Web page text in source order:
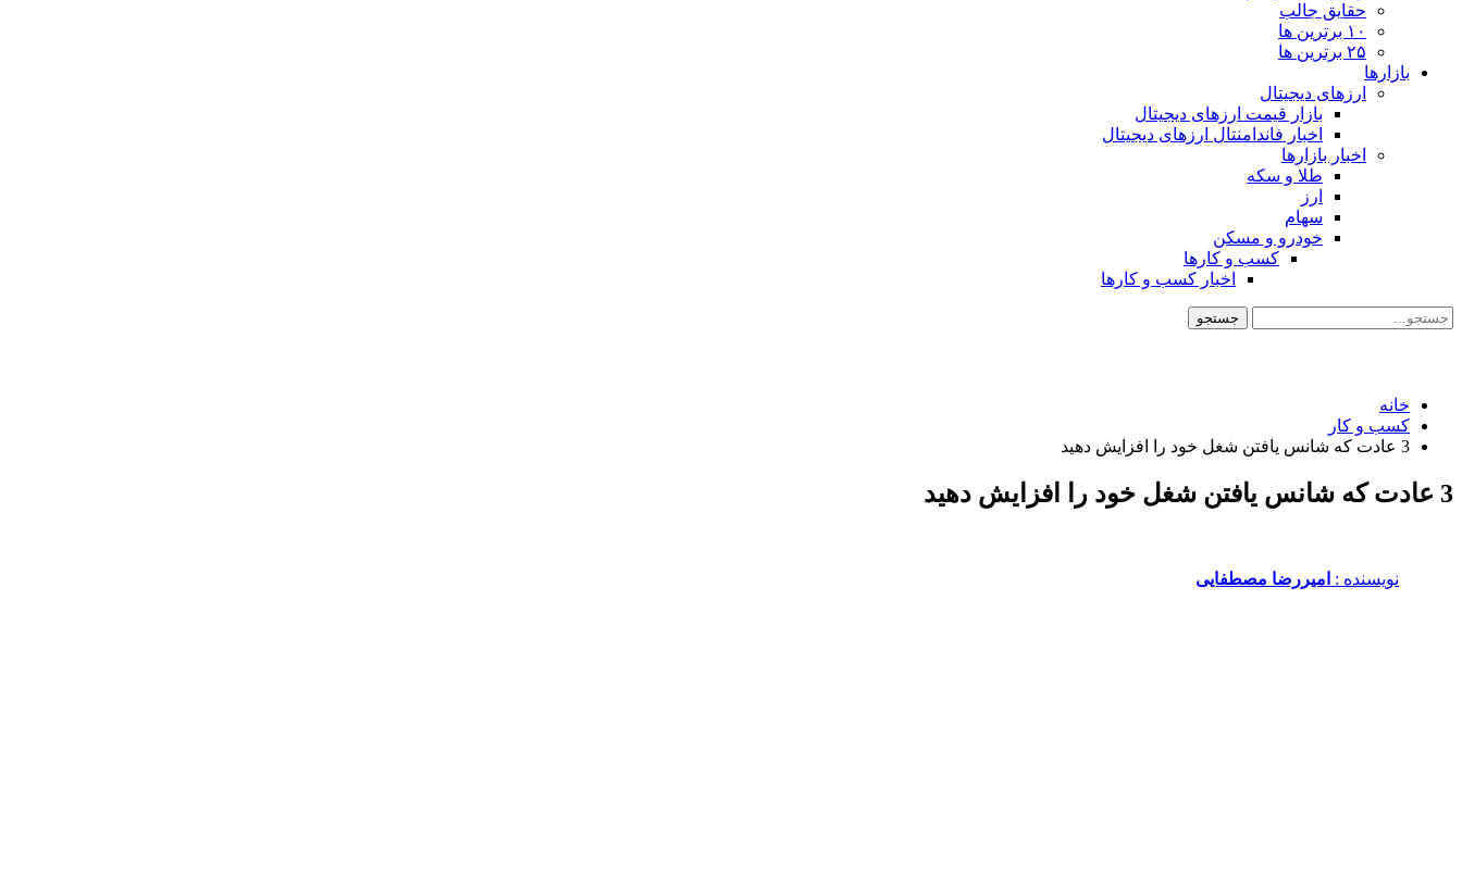
حقایق جالب
۱۰ برترین ها
۲۵ برترین ها
بازارها
ارزهای دیجیتال
بازار قیمت ارزهای دیجیتال
اخبار فاندامنتال ارزهای دیجیتال
اخبار بازارها
طلا و سکه
ارز
سهام
خودرو و مسکن
کسب و کارها
اخبار کسب و کارها
خانه
کسب و کار
3 عادت که شانس یافتن شغل خود را افزایش دهید
3 عادت که شانس یافتن شغل خود را افزایش دهید
نویسنده :‌ امیررضا مصطفایی